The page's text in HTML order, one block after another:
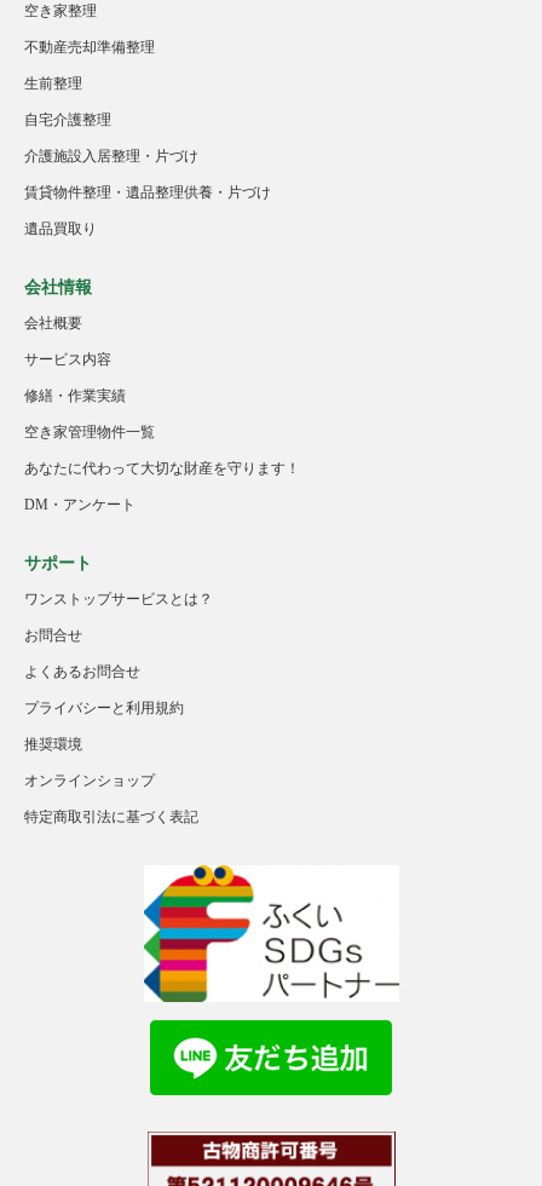
空き家整理
不動産売却準備整理
生前整理
自宅介護整理
介護施設入居整理・片づけ
賃貸物件整理・遺品整理供養・片づけ
遺品買取り
会社情報
会社概要
サービス内容
修繕・作業実績
空き家管理物件一覧
あなたに代わって大切な財産を守ります！
DM・アンケート
サポート
ワンストップサービスとは？
お問合せ
よくあるお問合せ
プライバシーと利用規約
推奨環境
オンラインショップ
特定商取引法に基づく表記